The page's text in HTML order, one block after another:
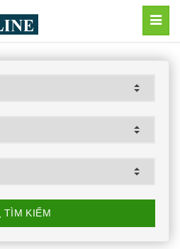
TÌM KIẾM